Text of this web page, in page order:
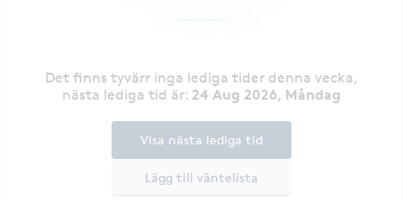
Det finns tyvärr inga lediga tider denna vecka,
nästa lediga tid är: 24 Aug 2026, Måndag
Lägg till väntelista
Visa nästa lediga tid